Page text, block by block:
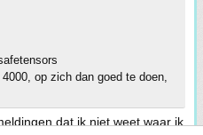
op zich dan goed te doen,
dat ik niet weet waar ik